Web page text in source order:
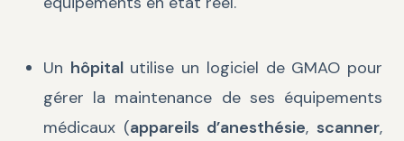
Un hôpitalutilise un logiciel de GMAO pour
gérer la maintenance de ses équipements
médicaux (appareils d’anesthésie, scanner,